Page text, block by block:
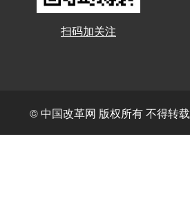
扫码加关注
© 中国改革网 版权所有 不得转载